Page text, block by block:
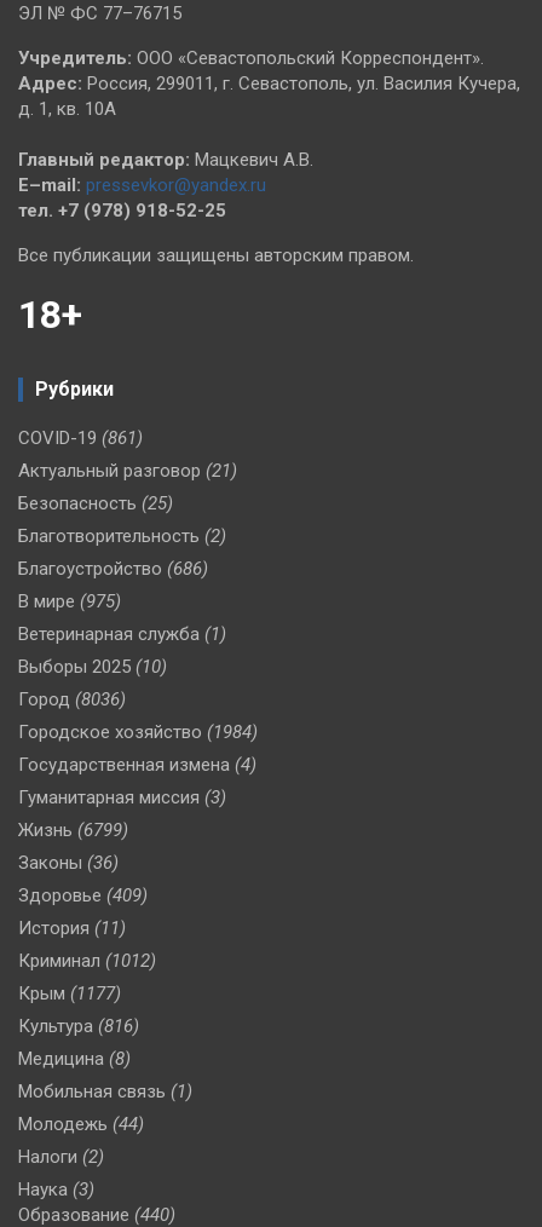
ЭЛ № ФС 77–76715
Учредитель: ООО «Севастопольский Корреспондент».
Адрес: Россия, 299011, г. Севастополь, ул. Василия Кучера,
д. 1, кв. 10А
Главный редактор: Мацкевич А.В.
E–mail: pressevkor@yandex.ru
тел. +7 (978) 918-52-25
Все публикации защищены авторским правом.
18+
Рубрики
COVID-19 (861)
Актуальный разговор (21)
Безопасность (25)
Благотворительность (2)
Благоустройство (686)
В мире (975)
Ветеринарная служба (1)
Выборы 2025 (10)
Город (8036)
Городское хозяйство (1984)
Государственная измена (4)
Гуманитарная миссия (3)
Жизнь (6799)
Законы (36)
Здоровье (409)
История (11)
Криминал (1012)
Крым (1177)
Культура (816)
Медицина (8)
Мобильная связь (1)
Молодежь (44)
Налоги (2)
Наука (3)
Образование (440)